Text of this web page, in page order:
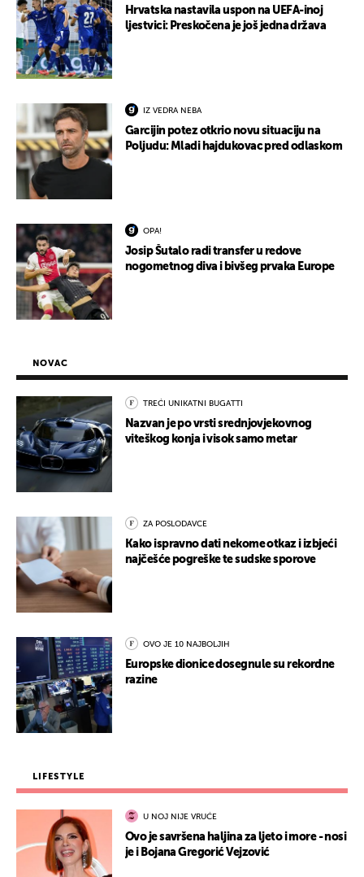
Hrvatska nastavila uspon na UEFA-inoj
ljestvici: Preskočena je još jedna država
IZ VEDRA NEBA
Garcijin potez otkrio novu situaciju na
Poljudu: Mladi hajdukovac pred odlaskom
OPA!
Josip Šutalo radi transfer u redove
nogometnog diva i bivšeg prvaka Europe
NOVAC
TREĆI UNIKATNI BUGATTI
Nazvan je po vrsti srednjovjekovnog
viteškog konja i visok samo metar
ZA POSLODAVCE
Kako ispravno dati nekome otkaz i izbjeći
najčešće pogreške te sudske sporove
OVO JE 10 NAJBOLJIH
Europske dionice dosegnule su rekordne
razine
LIFESTYLE
U NOJ NIJE VRUĆE
Ovo je savršena haljina za ljeto i more - nosi
je i Bojana Gregorić Vejzović